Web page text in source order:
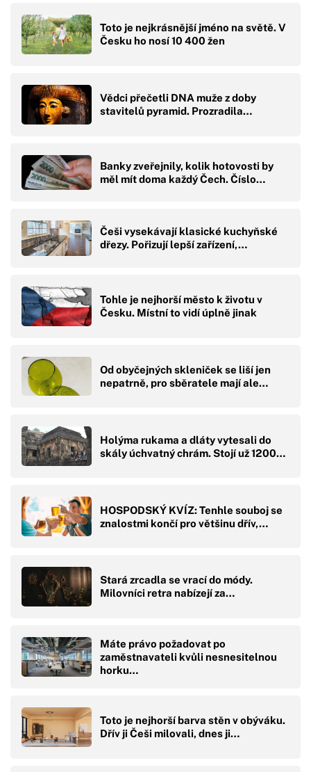
Toto je nejkrásnější jméno na světě. V
Česku ho nosí 10 400 žen
Vědci přečetli DNA muže z doby
stavitelů pyramid. Prozradila…
Banky zveřejnily, kolik hotovosti by
měl mít doma každý Čech. Číslo…
Češi vysekávají klasické kuchyňské
dřezy. Pořizují lepší zařízení,…
Tohle je nejhorší město k životu v
Česku. Místní to vidí úplně jinak
Od obyčejných skleniček se liší jen
nepatrně, pro sběratele mají ale…
Holýma rukama a dláty vytesali do
skály úchvatný chrám. Stojí už 1200…
HOSPODSKÝ KVÍZ: Tenhle souboj se
znalostmi končí pro většinu dřív,…
Stará zrcadla se vrací do módy.
Milovníci retra nabízejí za…
Máte právo požadovat po
zaměstnavateli kvůli nesnesitelnou
horku…
Toto je nejhorší barva stěn v obýváku.
Dřív ji Češi milovali, dnes ji…